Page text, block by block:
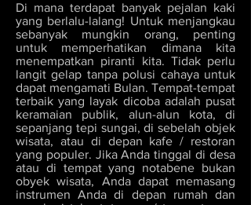
Di mana terdapat banyak pejalan kaki
yang berlalu-lalang! Untuk menjangkau
sebanyak mungkin orang, penting
untuk memperhatikan dimana kita
menempatkan piranti kita. Tidak perlu
langit gelap tanpa polusi cahaya untuk
dapat mengamati Bulan. Tempat-tempat
terbaik yang layak dicoba adalah pusat
keramaian publik, alun-alun kota, di
sepanjang tepi sungai, di sebelah objek
wisata, atau di depan kafe / restoran
yang populer. Jika Anda tinggal di desa
atau di tempat yang notabene bukan
obyek wisata, Anda dapat memasang
instrumen Anda di depan rumah dan